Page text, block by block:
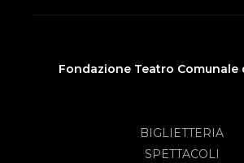
Fondazione Teatro Comunale
BIGLIETTERIA
SPETTACOLI